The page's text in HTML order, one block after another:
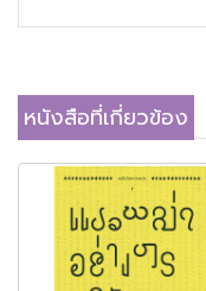
หนังสือที่เกี่ยวข้อง